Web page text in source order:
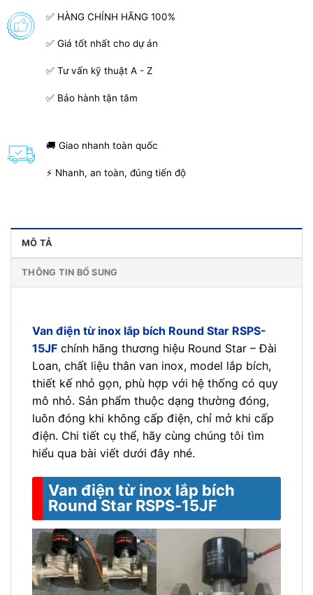
✅ HÀNG CHÍNH HÃNG 100%
✅ Giá tốt nhất cho dự án
✅ Tư vấn kỹ thuật A - Z
✅ Bảo hành tận tâm
🚚 Giao nhanh toàn quốc
⚡ Nhanh, an toàn, đúng tiến độ
MÔ TẢ
THÔNG TIN BỔ SUNG
Van điện từ inox lắp bích Round Star RSPS-
15JF chính hãng thương hiệu Round Star – Đài
Loan, chất liệu thân van inox, model lắp bích,
thiết kế nhỏ gọn, phù hợp với hệ thống có quy
mô nhỏ. Sản phẩm thuộc dạng thường đóng,
luôn đóng khi không cấp điện, chỉ mở khi cấp
điện. Chi tiết cụ thể, hãy cùng chúng tôi tìm
hiểu qua bài viết dưới đây nhé.
Van điện từ inox lắp bích
Round Star RSPS-15JF